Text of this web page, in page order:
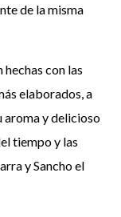
de la misma
con las
elaborados, a
aroma y delicioso
tiempo y las
y Sancho el